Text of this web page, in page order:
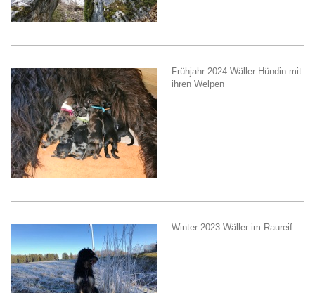
Frühjahr 2024 Wäller Hündin mit
ihren Welpen
Winter 2023 Wäller im Raureif